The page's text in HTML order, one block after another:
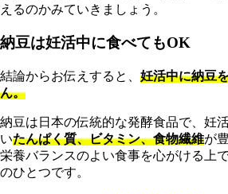
えるのかみていきましょう。
納豆は妊活中に食べてもOK
結論からお伝えすると、 妊活中に納豆
ん。
納豆は日本の伝統的な発酵食品で、妊
いたんぱく質、ビタミン、食物繊維が
栄養バランスのよい食事を心がける上
のひとつです。